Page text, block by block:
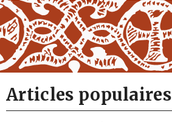
Articles populaires